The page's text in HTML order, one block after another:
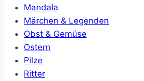
Mandala
Märchen & Legenden
Obst & Gemüse
Ostern
Pilze
Ritter